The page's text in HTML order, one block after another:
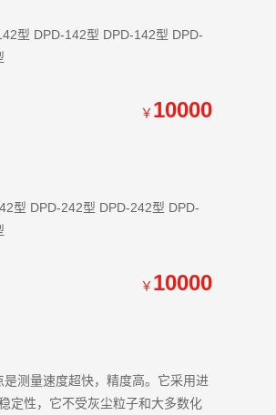
￥ 10000
型
￥ 10000
测量速度超快，精度高。它采用进
定性，它不受灰尘粒子和大多数化